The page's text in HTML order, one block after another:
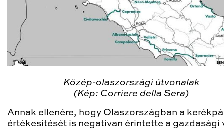
Közép-olaszországi útvonalak
(Kép: Corriere della Sera)
Annak ellenére, hogy Olaszországban a
értékesítését is negatívan érintette a gazdasági